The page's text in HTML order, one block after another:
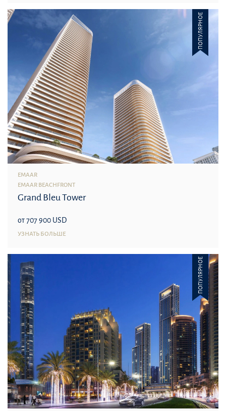
ПОПУЛЯРНОЕ
EMAAR
EMAAR BEACHFRONT
Grand Bleu Tower
от 707 900 USD
УЗНАТЬ БОЛЬШЕ
ПОПУЛЯРНОЕ